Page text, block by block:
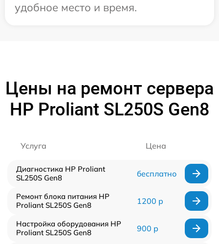
удобное место и время.
Цены на ремонт сервера
HP Proliant SL250S Gen8
Услуга Цена
Диагностика HP Proliant
SL250S Gen8
бесплатно
Ремонт блока питания HP
Proliant SL250S Gen8
1200 р
Настройка оборудования HP
Proliant SL250S Gen8
900 р